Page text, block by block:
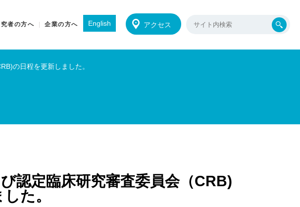
者の方へ 企業の方へ アクセス
English
の日程を更新しました。
認定臨床研究審査委員会（CRB)
た。